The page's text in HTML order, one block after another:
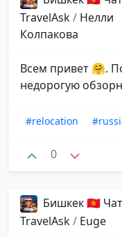
TravelAsk/ Нелли
Колпакова
Всем привет 🤗.
недорогую
#relocation
0
Бишкек 🇰🇬 Чат
TravelAsk/ Euge